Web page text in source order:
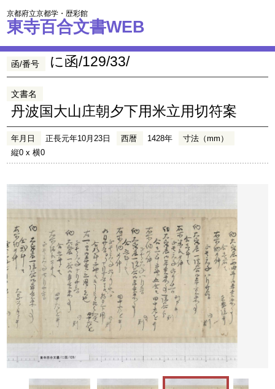
京都府立京都学・歴彩館
東寺百合文書WEB
函/番号 に函/129/33/
文書名
丹波国大山庄朝夕下用米立用切符案
年月日 正長元年10月23日 西暦 1428年
寸法（mm）
縦0 x 横0